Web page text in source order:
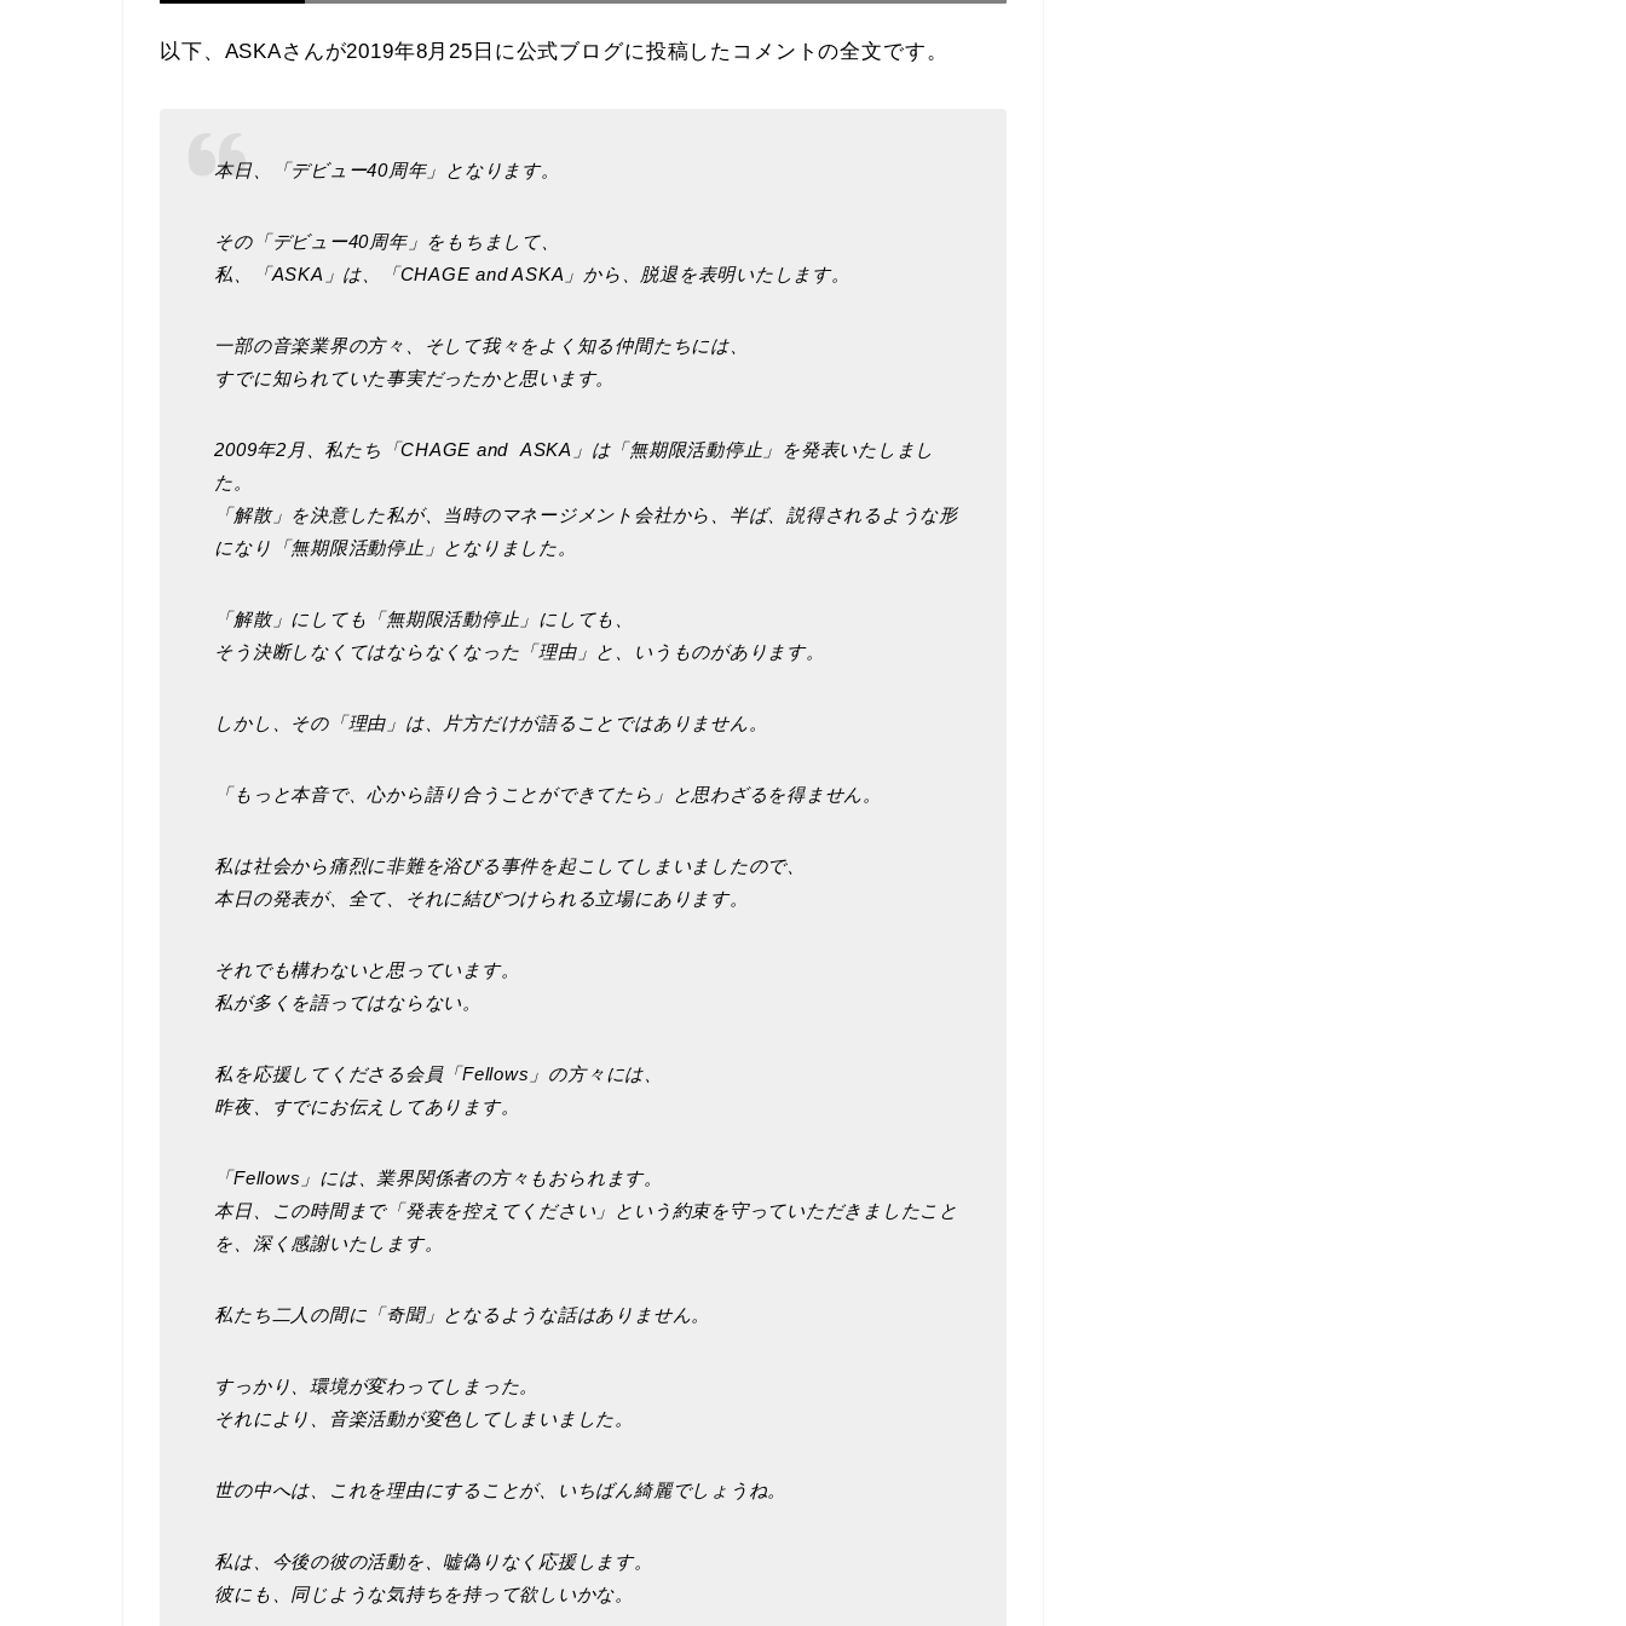
以下、ASKAさんが2019年8月25日に公式ブログに投稿したコメントの全文です。
本日、「デビュー40周年」となります。
その「デビュー40周年」をもちまして、
私、「ASKA」は、「CHAGE and ASKA」から、脱退を表明いたします。
一部の音楽業界の方々、そして我々をよく知る仲間たちには、
すでに知られていた事実だったかと思います。
2009年2月、私たち「CHAGE and ASKA」は「無期限活動停止」を発表いたしまし
た。
「解散」を決意した私が、当時のマネージメント会社から、半ば、説得されるような形
になり「無期限活動停止」となりました。
「解散」にしても「無期限活動停止」にしても、
そう決断しなくてはならなくなった「理由」と、いうものがあります。
しかし、その「理由」は、片方だけが語ることではありません。
「もっと本音で、心から語り合うことができてたら」と思わざるを得ません。
私は社会から痛烈に非難を浴びる事件を起こしてしまいましたので、
本日の発表が、全て、それに結びつけられる立場にあります。
それでも構わないと思っています。
私が多くを語ってはならない。
私を応援してくださる会員「Fellows」の方々には、
昨夜、すでにお伝えしてあります。
「Fellows」には、業界関係者の方々もおられます。
本日、この時間まで「発表を控えてください」という約束を守っていただきましたこと
を、深く感謝いたします。
私たち二人の間に「奇聞」となるような話はありません。
すっかり、環境が変わってしまった。
それにより、音楽活動が変色してしまいました。
世の中へは、これを理由にすることが、いちばん綺麗でしょうね。
私は、今後の彼の活動を、嘘偽りなく応援します。
彼にも、同じような気持ちを持って欲しいかな。